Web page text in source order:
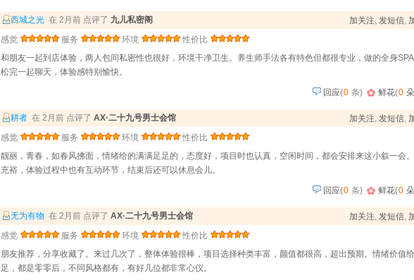
加关注, 发短信,
西城之光 在 2月前 点评了 九儿私密阁
感觉
服务 环境
性价比
和朋友一起到店体验，两人包间私密性也很好，环境干净卫生。养生师手法各有特色但都很专业，做的全身
松完一起聊天，体验感特别愉快。
回应(0 条) 鲜花(0 朵
加关注, 发短信,
耕者 在 2月前 点评了 AX·二十九号男士会馆
感觉
服务 环境
性价比
靓丽，青春，如春风拂面，情绪给的满满足足的，态度好，项目时也认真，空闲时间，都会安排来这小叙一会
充裕，体验过程中也有互动环节，结束后还可以休息会儿。
回应(0 条) 鲜花(0 朵
加关注, 发短信,
无为有物 在 2月前 点评了 AX·二十九号男士会馆
感觉
服务 环境
性价比
朋友推荐，分享收藏了。来过几次了，整体体验很棒，项目选择种类丰富，颜值都很高，超出预期。情绪价值
足，都是零零后，不同风格都有，有好几位都非常心仪。